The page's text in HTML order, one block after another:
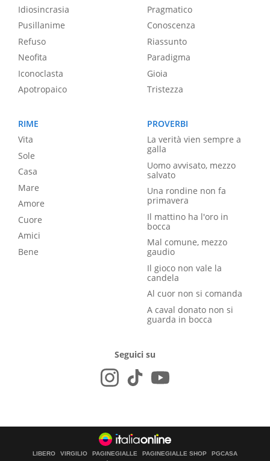
Idiosincrasia
Pusillanime
Refuso
Neofita
Iconoclasta
Apotropaico
Pragmatico
Conoscenza
Riassunto
Paradigma
Gioia
Tristezza
RIME
Vita
Sole
Casa
Mare
Amore
Cuore
Amici
Bene
PROVERBI
La verità vien sempre a
galla
Uomo avvisato, mezzo
salvato
Una rondine non fa
primavera
Il mattino ha l'oro in
bocca
Mal comune, mezzo
gaudio
Il gioco non vale la
candela
Al cuor non si comanda
A caval donato non si
guarda in bocca
Seguici su
LIBERO VIRGILIO PAGINEGIALLE PAGINEGIALLE SHOP PGCASA